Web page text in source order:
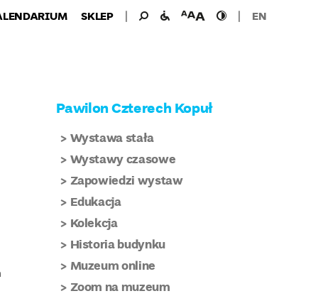
SKLEP Wyszukaj
Wyszukiwanie
dla:
udogodnieniawielkość
czcionki
wysoki
kontrast
EN
Pawilon Czterech Kopuł
Wystawa stała
Wystawy czasowe
Zapowiedzi wystaw
Edukacja
Kolekcja
Historia budynku
Muzeum online
Zoom na muzeum